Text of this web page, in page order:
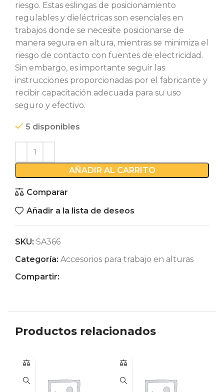
riesgo. Estas eslingas de posicionamiento
regulables y dieléctricas son esenciales en
trabajos donde se necesite posicionarse de
manera segura en altura, mientras se minimiza el
riesgo de contacto con fuentes de electricidad.
Sin embargo, es importante seguir las
instrucciones proporcionadas por el fabricante y
recibir capacitación adecuada para su uso
seguro y efectivo.
5 disponibles
AÑADIR AL CARRITO
Comparar
Añadir a la lista de deseos
SKU: SA366
Categoría: Accesorios para trabajo en alturas
Compartir:
Productos relacionados